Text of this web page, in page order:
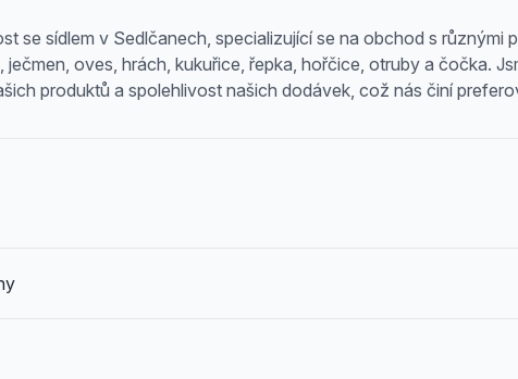
se sídlem v Sedlčanech, specializující se na obchod s různými
ječmen, oves, hrách, kukuřice, řepka, hořčice, otruby a čočka.
produktů a spolehlivost našich dodávek, což nás činí